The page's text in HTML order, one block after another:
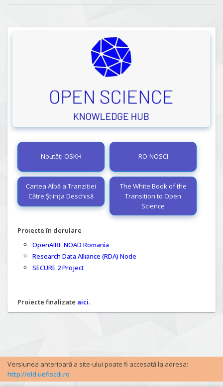
Noutăți OSKH RO-NOSCI
Cartea Albă a Tranziției
Către Știința Deschisă
The White Book of the
Transition to Open
Science
Proiecte în derulare
OpenAIRE NOAD Romania
Research Data Alliance (RDA) Node
SECURE 2 Project
Proiecte finalizate aici.
Versiunea anterioară a site-ului poate fi accesată la adresa:
http://old.uefiscdi.ro